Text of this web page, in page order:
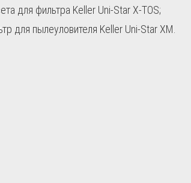
для фильтра Keller Uni-Star X-TOS;
для пылеуловителя Keller Uni-Star XM.